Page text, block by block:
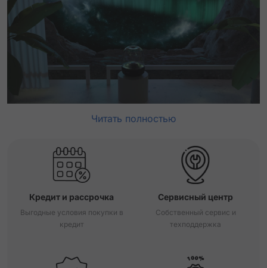
Читать полностью
Кредит и рассрочка
Выгодные условия покупки в
кредит
Сервисный центр
Собственный сервис и
техподдержка